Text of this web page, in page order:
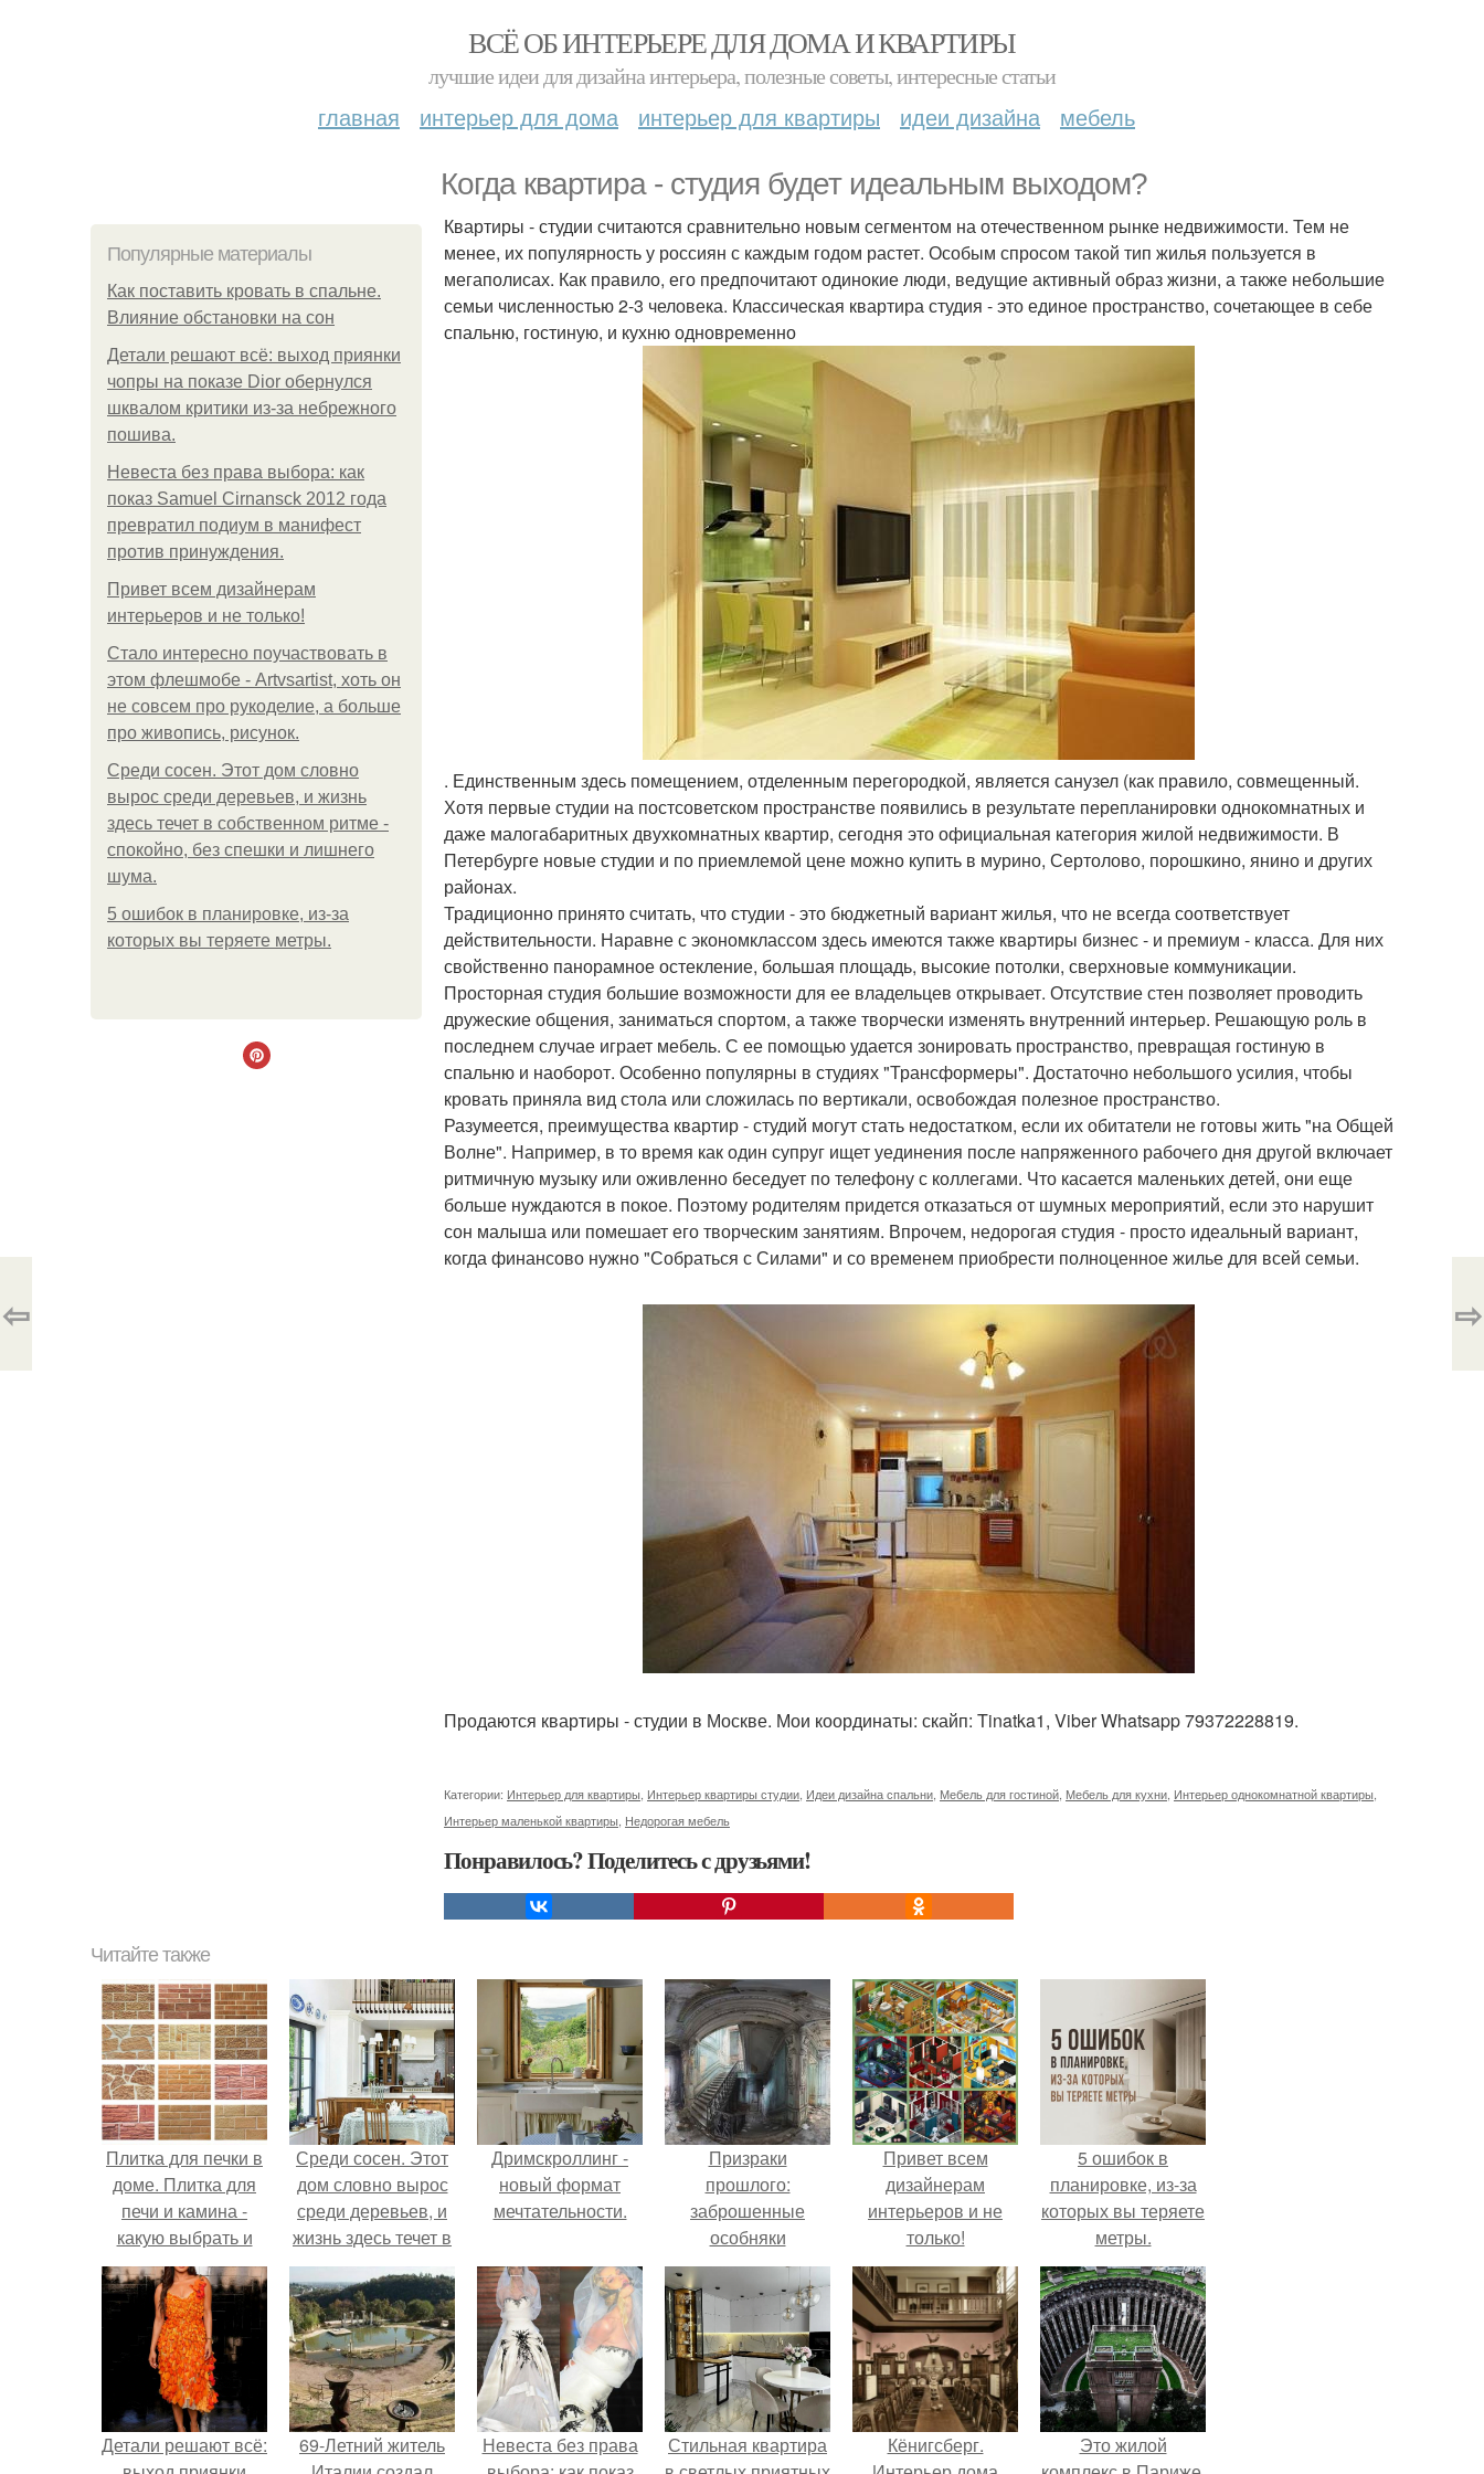
ВСЁ ОБ ИНТЕРЬЕРЕ ДЛЯ ДОМА И КВАРТИРЫ
лучшие идеи для дизайна интерьера, полезные советы, интересные статьи
главная интерьер для дома интерьер для квартиры идеи дизайна мебель
Когда квартира - студия будет идеальным выходом?
Популярные материалы
Как поставить кровать в спальне.
Влияние обстановки на сон
Детали решают всё: выход приянки
чопры на показе Dior обернулся
шквалом критики из-за небрежного
пошива.
Невеста без права выбора: как
показ Samuel Cirnansck 2012 года
превратил подиум в манифест
против принуждения.
Привет всем дизайнерам
интерьеров и не только!
Стало интересно поучаствовать в
этом флешмобе - Artvsartist, хоть он
не совсем про рукоделие, а больше
про живопись, рисунок.
Среди сосен. Этот дом словно
вырос среди деревьев, и жизнь
здесь течет в собственном ритме -
спокойно, без спешки и лишнего
шума.
5 ошибок в планировке, из-за
которых вы теряете метры.
Квартиры - студии считаются сравнительно новым сегментом на отечественном рынке недвижимости. Тем не
менее, их популярность у россиян с каждым годом растет. Особым спросом такой тип жилья пользуется в
мегаполисах. Как правило, его предпочитают одинокие люди, ведущие активный образ жизни, а также небольшие
семьи численностью 2-3 человека. Классическая квартира студия - это единое пространство, сочетающее в себе
спальню, гостиную, и кухню одновременно
. Единственным здесь помещением, отделенным перегородкой, является санузел (как правило, совмещенный.
Хотя первые студии на постсоветском пространстве появились в результате перепланировки однокомнатных и
даже малогабаритных двухкомнатных квартир, сегодня это официальная категория жилой недвижимости. В
Петербурге новые студии и по приемлемой цене можно купить в мурино, Сертолово, порошкино, янино и других
районах.
Традиционно принято считать, что студии - это бюджетный вариант жилья, что не всегда соответствует
действительности. Наравне с экономклассом здесь имеются также квартиры бизнес - и премиум - класса. Для них
свойственно панорамное остекление, большая площадь, высокие потолки, сверхновые коммуникации.
Просторная студия большие возможности для ее владельцев открывает. Отсутствие стен позволяет проводить
дружеские общения, заниматься спортом, а также творчески изменять внутренний интерьер. Решающую роль в
последнем случае играет мебель. С ее помощью удается зонировать пространство, превращая гостиную в
спальню и наоборот. Особенно популярны в студиях "Трансформеры". Достаточно небольшого усилия, чтобы
кровать приняла вид стола или сложилась по вертикали, освобождая полезное пространство.
Разумеется, преимущества квартир - студий могут стать недостатком, если их обитатели не готовы жить "на Общей
Волне". Например, в то время как один супруг ищет уединения после напряженного рабочего дня другой включает
ритмичную музыку или оживленно беседует по телефону с коллегами. Что касается маленьких детей, они еще
больше нуждаются в покое. Поэтому родителям придется отказаться от шумных мероприятий, если это нарушит
сон малыша или помешает его творческим занятиям. Впрочем, недорогая студия - просто идеальный вариант,
когда финансово нужно "Собраться с Силами" и со временем приобрести полноценное жилье для всей семьи.
Продаются квартиры - студии в Москве. Мои координаты: скайп: Tinatka1, Viber Whatsapp 79372228819.
Категории: Интерьер для квартиры Интерьер квартиры студии Идеи дизайна спальни Мебель для гостиной Мебель для кухни Интерьер однокомнатной квартиры
Интерьер маленькой квартиры Недорогая мебель
Понравилось? Поделитесь с друзьями!
⇦ ⇨
Читайте также
Плитка для печки в
доме. Плитка для
печи и камина -
какую выбрать и
какой лучше
обложить печь в
доме.
Среди сосен. Этот
дом словно вырос
среди деревьев, и
жизнь здесь течет в
собственном ритме
- спокойно, без
спешки и лишнего
шума.
Дримскроллинг -
новый формат
мечтательности.
Призраки
прошлого:
заброшенные
особняки
Петербурга.
Привет всем
дизайнерам
интерьеров и не
только!
5 ошибок в
планировке, из-за
которых вы теряете
метры.
Детали решают всё:
69-Летний житель
Невеста без права
Стильная квартира
Кёнигсберг.
Это жилой